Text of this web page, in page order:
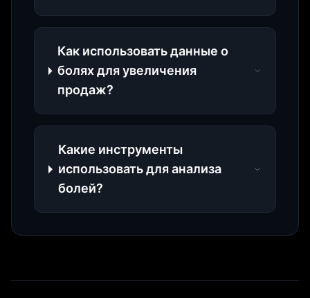
Как использовать данные о
болях для увеличения
продаж?
Какие инструменты
использовать для анализа
болей?